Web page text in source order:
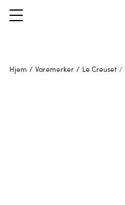
Hjem / Varemerker / Le Creuset /